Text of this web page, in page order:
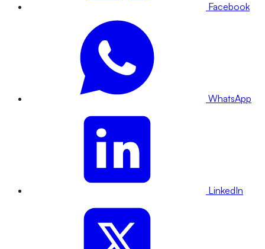
Facebook
WhatsApp
LinkedIn